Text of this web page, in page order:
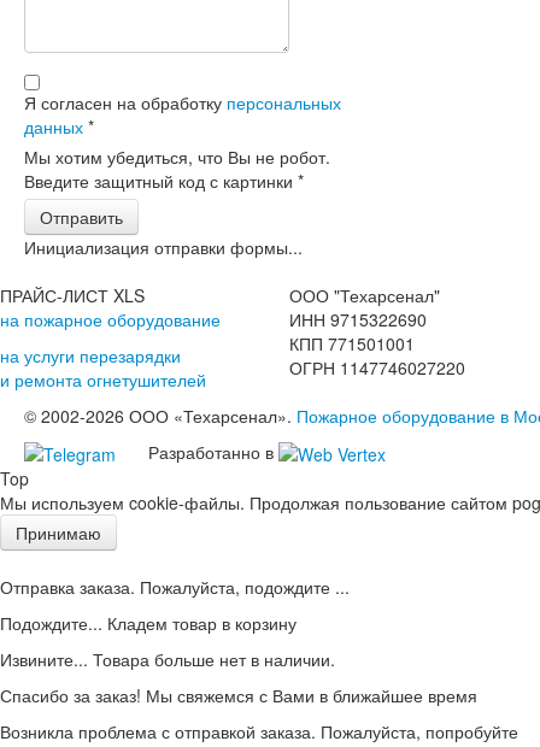
Я согласен на обработку персональных
данных *
Мы хотим убедиться, что Вы не робот.
Введите защитный код с картинки *
Отправить
Инициализация отправки формы...
ПРАЙС-ЛИСТ XLS
на пожарное оборудование
на услуги перезарядки
и ремонта огнетушителей
ООО "Техарсенал"
ИНН 9715322690
КПП 771501001
ОГРН 1147746027220
© 2002-2026 ООО «Техарсенал». Пожарное оборудование в
Разработанно в
Top
Мы используем cookie-файлы. Продолжая пользование сайтом
Принимаю
Отправка заказа. Пожалуйста, подождите ...
Подождите... Кладем товар в корзину
Извините... Товара больше нет в наличии.
Спасибо за заказ! Мы свяжемся с Вами в ближайшее время
Возникла проблема с отправкой заказа. Пожалуйста, попробуйте